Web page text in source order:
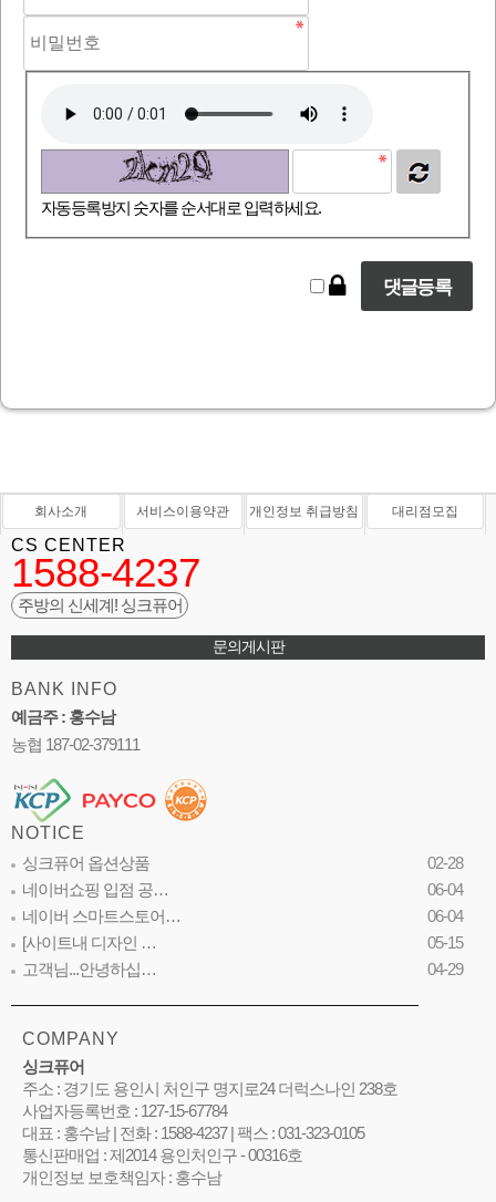
자동등록방지 숫자를 순서대로 입력하세요.
회사소개 서비스이용약관 개인정보 취급방침 대리점모집
CS CENTER
1588-4237
주방의 신세계! 싱크퓨어
문의게시판
BANK INFO
예금주 : 홍수남
농협 187-02-379111
NOTICE
싱크퓨어 옵션상품
02-28
네이버쇼핑 입점 공…
06-04
네이버 스마트스토어…
06-04
[사이트내 디자인 …
05-15
고객님...안녕하십…
04-29
COMPANY
싱크퓨어
주소 : 경기도 용인시 처인구 명지로24 더럭스나인 238호
사업자등록번호 : 127-15-67784
대표 : 홍수남 | 전화 : 1588-4237 | 팩스 : 031-323-0105
통신판매업 : 제2014 용인처인구 - 00316호
개인정보 보호책임자 : 홍수남